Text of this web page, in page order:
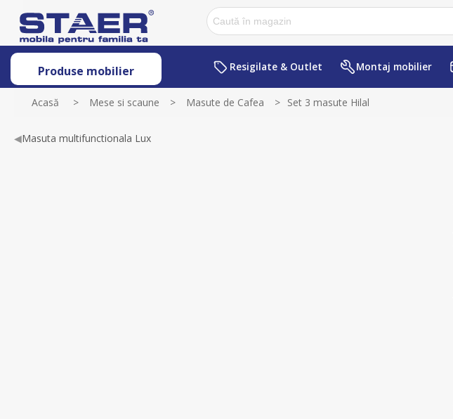
Produse mobilier Resigilate & Outlet Montaj mobilier
Acasă > Mese si scaune > Masute de Cafea > Set 3 masute Hilal
◀Masuta multifunctionala Lux